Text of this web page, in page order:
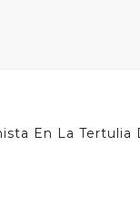
En La Tertulia